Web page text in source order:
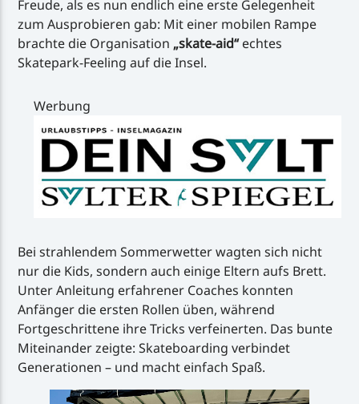
Freude, als es nun endlich eine erste Gelegenheit
zum Ausprobieren gab: Mit einer mobilen Rampe
brachte die Organisation „skate-aid“echtes
Skatepark-Feeling auf die Insel.
Werbung
Bei strahlendem Sommerwetter wagten sich nicht
nur die Kids, sondern auch einige Eltern aufs Brett.
Unter Anleitung erfahrener Coaches konnten
Anfänger die ersten Rollen üben, während
Fortgeschrittene ihre Tricks verfeinerten. Das bunte
Miteinander zeigte: Skateboarding verbindet
Generationen – und macht einfach Spaß.